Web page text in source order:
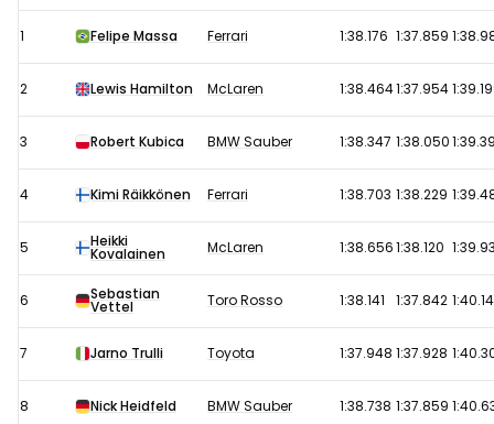
GP
Europa
uitslagen
Kwalificatie
1 Felipe Massa Ferrari 1:38.176 1:37.859
2 Lewis Hamilton McLaren 1:38.4641:37.954
3 Robert Kubica BMW Sauber 1:38.347 1:38.050
4 Kimi Räikkönen Ferrari 1:38.703 1:38.229
5 Heikki
Kovalainen McLaren 1:38.6561:38.120
6 Sebastian
Vettel Toro Rosso 1:38.141 1:37.842
7 Jarno Trulli Toyota 1:37.948 1:37.928
8 Nick Heidfeld BMW Sauber 1:38.738 1:37.859